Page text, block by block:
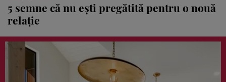
5 semne că nu ești pregătită pentru o nouă
relație